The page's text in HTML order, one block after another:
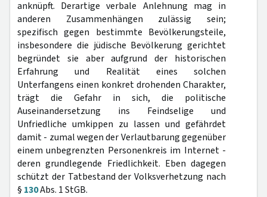
anknüpft. Derartige verbale Anlehnung mag in
anderen Zusammenhängen zulässig sein;
spezifisch gegen bestimmte Bevölkerungsteile,
insbesondere die jüdische Bevölkerung gerichtet
begründet sie aber aufgrund der historischen
Erfahrung und Realität eines solchen
Unterfangens einen konkret drohenden Charakter,
trägt die Gefahr in sich, die politische
Auseinandersetzung ins Feindselige und
Unfriedliche umkippen zu lassen und gefährdet
damit - zumal wegen der Verlautbarung gegenüber
einem unbegrenzten Personenkreis im Internet -
deren grundlegende Friedlichkeit. Eben dagegen
schützt der Tatbestand der Volksverhetzung nach
§ 130Abs. 1 StGB.